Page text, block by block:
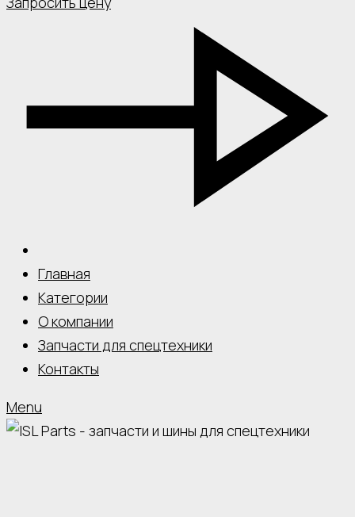
Главная
Категории
О компании
Запчасти для спецтехники
Контакты
Menu